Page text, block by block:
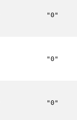
"0"
"0"
"0"